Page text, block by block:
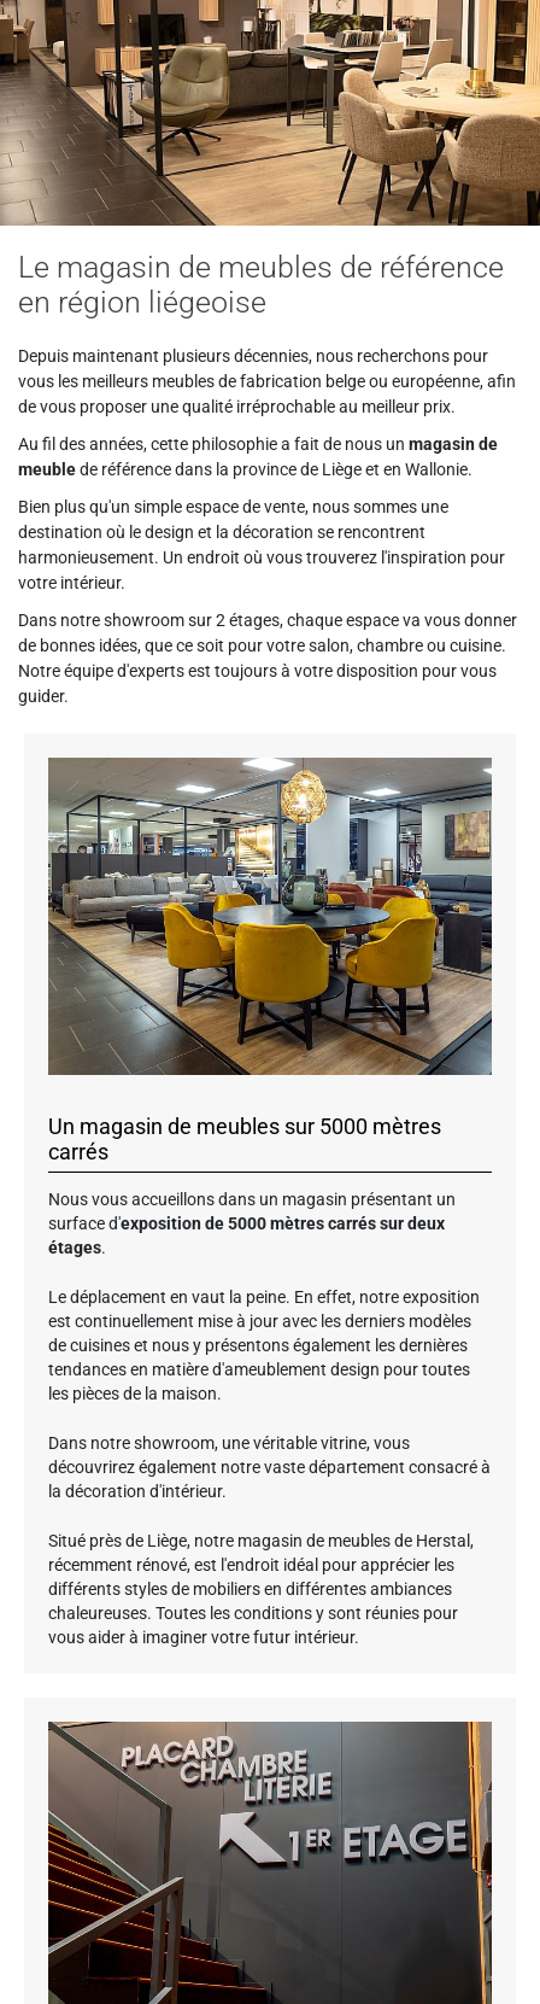
Le magasin de meubles de référence
en région liégeoise
Depuis maintenant plusieurs décennies, nous recherchons pour
vous les meilleurs meubles de fabrication belge ou européenne, afin
de vous proposer une qualité irréprochable au meilleur prix.
Au fil des années, cette philosophie a fait de nous un magasin de
meublede référence dans la province de Liège et en Wallonie.
Bien plus qu'un simple espace de vente, nous sommes une
destination où le design et la décoration se rencontrent
harmonieusement. Un endroit où vous trouverez l'inspiration pour
votre intérieur.
Dans notre showroom sur 2 étages, chaque espace va vous donner
de bonnes idées, que ce soit pour votre salon, chambre ou cuisine.
Notre équipe d'experts est toujours à votre disposition pour vous
guider.
Un magasin de meubles sur 5000 mètres
carrés
Nous vous accueillons dans un magasin présentant un
surface d'exposition de 5000 mètres carrés sur deux
étages.
Le déplacement en vaut la peine. En effet, notre exposition
est continuellement mise à jour avec les derniers modèles
de cuisines et nous y présentons également les dernières
tendances en matière d'ameublement design pour toutes
les pièces de la maison.
Dans notre showroom, une véritable vitrine, vous
découvrirez également notre vaste département consacré à
la décoration d'intérieur.
Situé près de Liège, notre magasin de meubles de Herstal,
récemment rénové, est l'endroit idéal pour apprécier les
différents styles de mobiliers en différentes ambiances
chaleureuses. Toutes les conditions y sont réunies pour
vous aider à imaginer votre futur intérieur.